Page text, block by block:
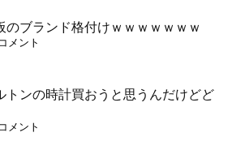
のブランド格付けｗｗｗｗｗｗｗ
メント
トンの時計買おうと思うんだけどど
メント